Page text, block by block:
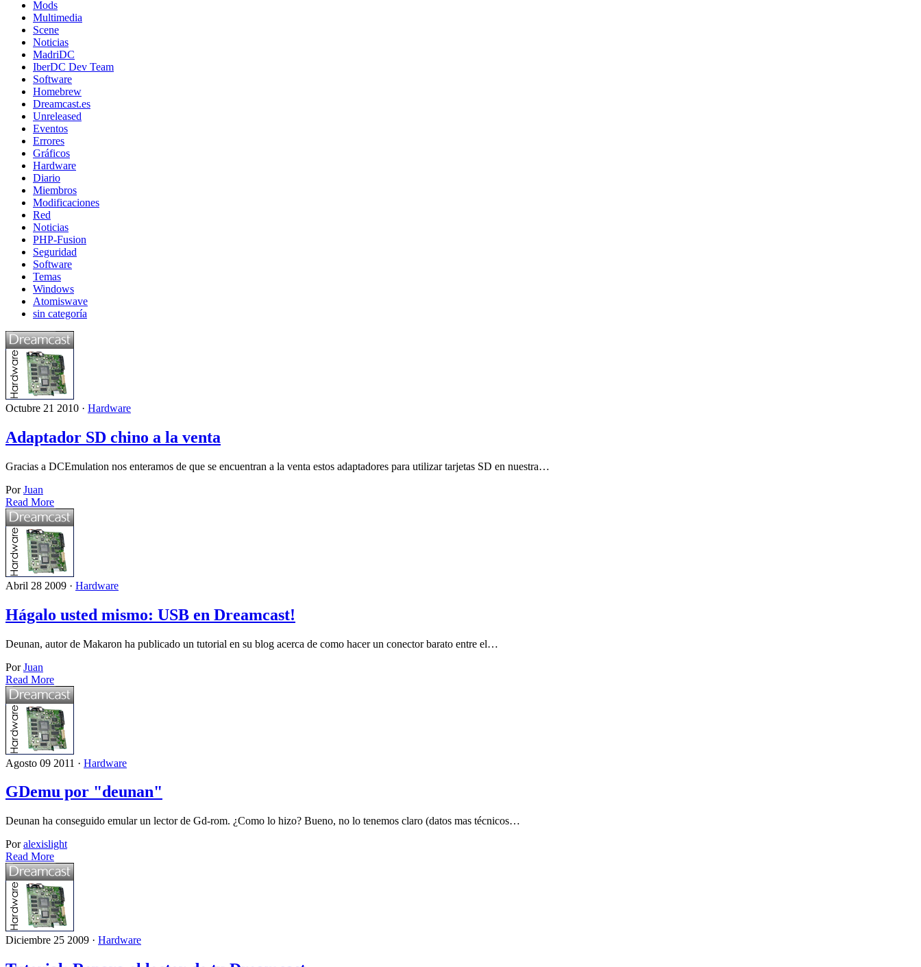
Mods
Multimedia
Scene
Noticias
MadriDC
IberDC Dev Team
Software
Homebrew
Dreamcast.es
Unreleased
Eventos
Errores
Gráficos
Hardware
Diario
Miembros
Modificaciones
Red
Noticias
PHP-Fusion
Seguridad
Software
Temas
Windows
Atomiswave
sin categoría
Octubre 21 2010 · Hardware
Adaptador SD chino a la venta
Gracias a DCEmulation nos enteramos de que se encuentran a la venta estos adaptadores para utilizar tarjetas SD en nuestra…
PorJuan
Read More
Abril 28 2009 · Hardware
Hágalo usted mismo: USB en Dreamcast!
Deunan, autor de Makaron ha publicado un tutorial en su blog acerca de como hacer un conector barato entre el…
PorJuan
Read More
Agosto 09 2011 · Hardware
GDemu por "deunan"
Deunan ha conseguido emular un lector de Gd-rom. ¿Como lo hizo? Bueno, no lo tenemos claro (datos mas técnicos…
Poralexislight
Read More
Diciembre 25 2009 · Hardware